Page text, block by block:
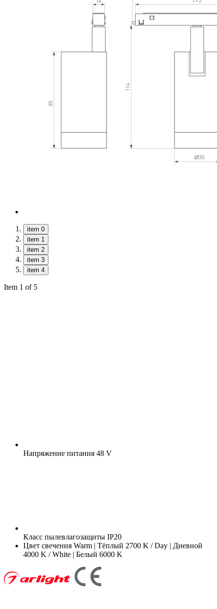
item 0
item 1
item 2
item 3
item 4
Item 1 of 5
Напряжение питания 48 V
Класс пылевлагозащиты IP20
Цвет свечения Warm | Тёплый 2700 K / Day | Дневной
4000 K / White | Белый 6000 K